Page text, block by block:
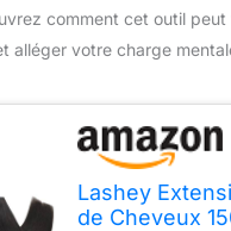
comment cet outil
alléger votre charge
Lashey
de Cheveux